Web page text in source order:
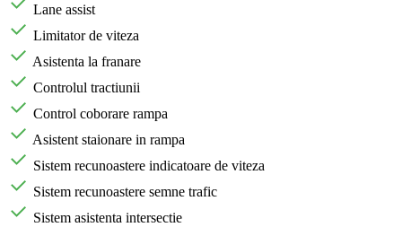
Lane assist
Limitator de viteza
Asistenta la franare
Controlul tractiunii
Control coborare rampa
Asistent staionare in rampa
Sistem recunoastere indicatoare de viteza
Sistem recunoastere semne trafic
Sistem asistenta intersectie